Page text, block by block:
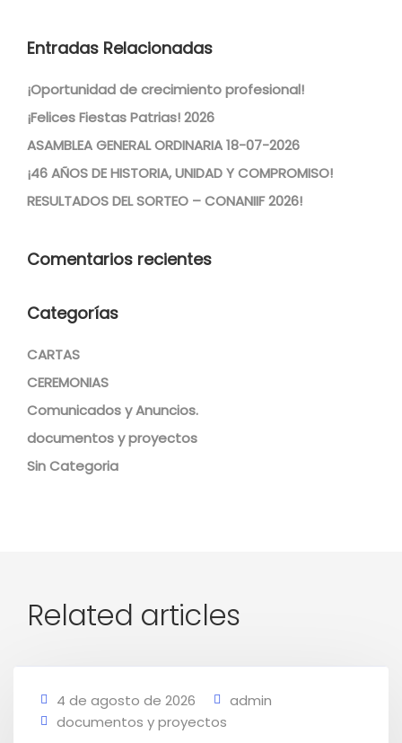
Entradas Relacionadas
¡Oportunidad de crecimiento profesional!
¡Felices Fiestas Patrias! 2026
ASAMBLEA GENERAL ORDINARIA 18-07-2026
¡46 AÑOS DE HISTORIA, UNIDAD Y COMPROMISO!
RESULTADOS DEL SORTEO – CONANIIF 2026!
Comentarios recientes
Categorías
CARTAS
CEREMONIAS
Comunicados y Anuncios.
documentos y proyectos
Sin Categoria
Related articles
4 de agosto de 2026
admin
documentos y proyectos